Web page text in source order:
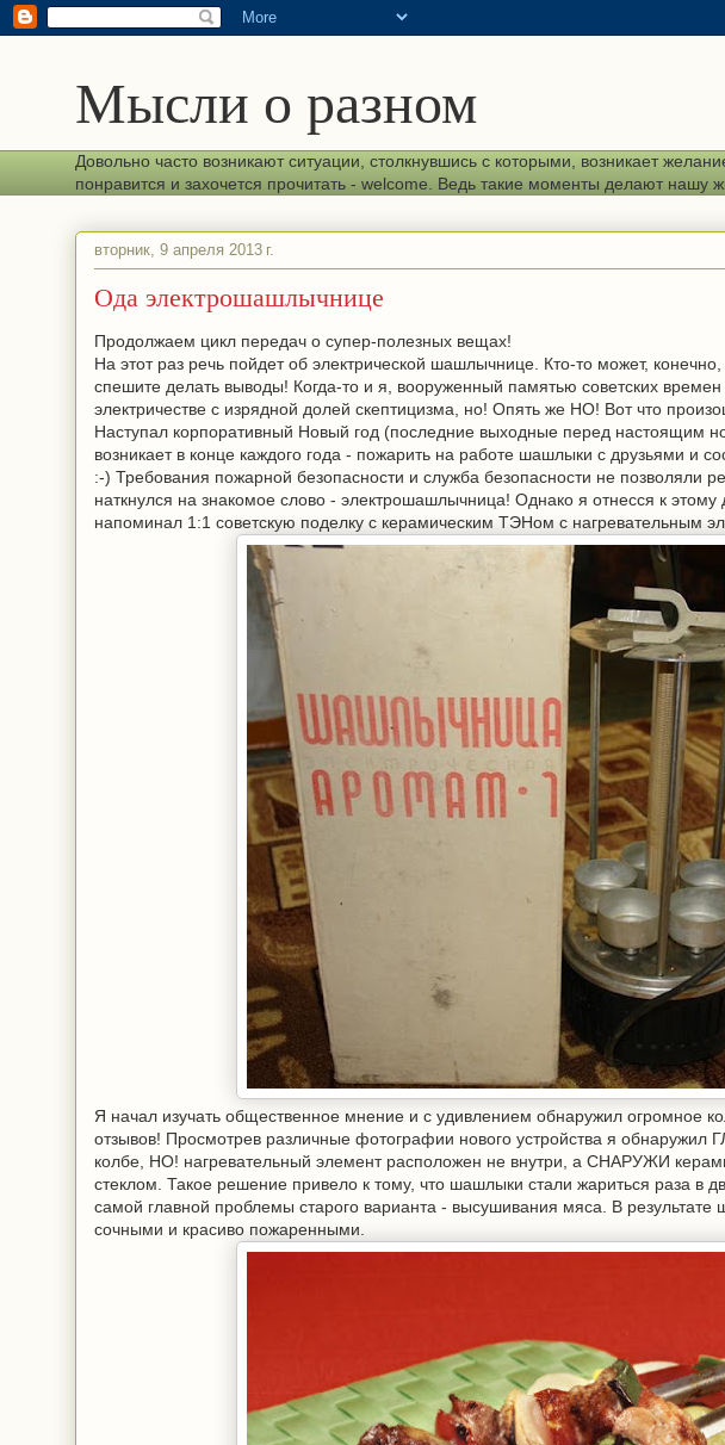
Мысли о разном
Довольно часто возникают ситуации, столкнувшись с которыми, возникает
понравится и захочется прочитать - welcome. Ведь такие моменты делают
вторник, 9 апреля 2013 г.
Ода электрошашлычнице
Продолжаем цикл передач о супер-полезных вещах!
На этот раз речь пойдет об электрической шашлычнице. Кто-то может,
спешите делать выводы! Когда-то и я, вооруженный памятью советских
электричестве с изрядной долей скептицизма, но! Опять же НО! Вот что
Наступал корпоративный Новый год (последние выходные перед настоящим
возникает в конце каждого года - пожарить на работе шашлыки с друзьями и
:-) Требования пожарной безопасности и служба безопасности не позволяли
наткнулся на знакомое слово - электрошашлычница! Однако я отнесся к этому
напоминал 1:1 советскую поделку с керамическим ТЭНом с нагревательным
Я начал изучать общественное мнение и с удивлением обнаружил огромное
отзывов! Просмотрев различные фотографии нового устройства я
колбе, НО! нагревательный элемент расположен не внутри, а СНАРУЖИ
стеклом. Такое решение привело к тому, что шашлыки стали жариться раза в
самой главной проблемы старого варианта - высушивания мяса. В
сочными и красиво пожаренными.